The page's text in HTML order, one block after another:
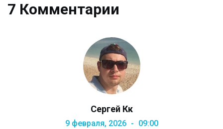
7 Комментарии
Сергей Кк
9 февраля, 2026 09:00